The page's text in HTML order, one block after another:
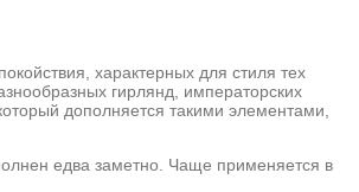
характерных для стиля тех
гирлянд, императорских
дополняется такими элементами,
едва заметно. Чаще применяется в